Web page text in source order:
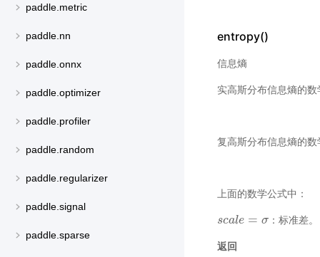
paddle.metric
paddle.nn
paddle.onnx
paddle.optimizer
paddle.profiler
paddle.random
paddle.regularizer
paddle.signal
paddle.sparse
entropy()
信息熵
实高斯分布信息熵的
复高斯分布信息熵的数
上面的数学公式中：
scale = σ
scale= σ ：标准差。
返回